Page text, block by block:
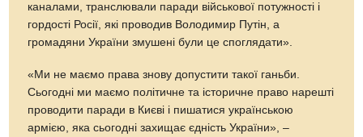
каналами, транслювали паради військової потужності і
гордості Росії, які проводив Володимир Путін, а
громадяни України змушені були це споглядати».
«Ми не маємо права знову допустити такої ганьби.
Сьогодні ми маємо політичне та історичне право нарешті
проводити паради в Києві і пишатися українською
армією, яка сьогодні захищає єдність України», –